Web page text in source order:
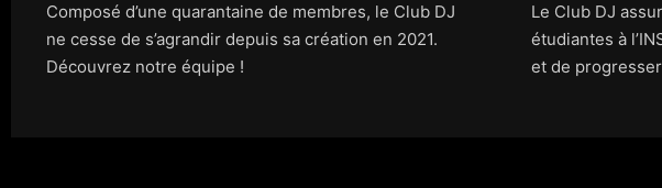
Composé d’une quarantaine de membres, le Club DJ
ne cesse de s’agrandir depuis sa création en 2021.
Découvrez notre équipe !
Le Club DJ
étudiantes à
et de